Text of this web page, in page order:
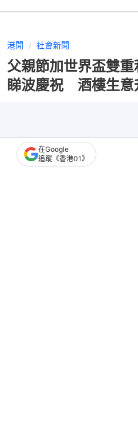
港聞 社會新聞
父親節加世界盃雙
睇波慶祝 酒樓生意
在Google
追蹤《香港01》